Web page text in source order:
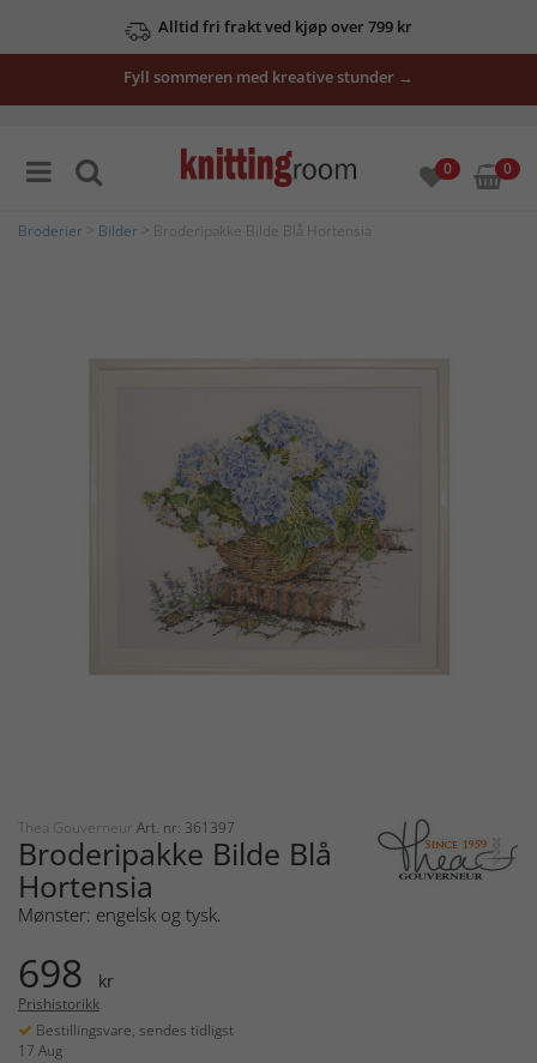
Alltid fri frakt ved kjøp over 799 kr
Fyll sommeren med kreative stunder →
0 0
Broderier Bilder > Broderipakke Bilde Blå Hortensia
Thea Gouverneur Art. nr: 361397
Broderipakke Bilde Blå
Hortensia
Mønster: engelsk og tysk.
698 kr
Prishistorikk
Bestillingsvare, sendes tidligst
17 Aug